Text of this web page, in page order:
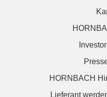
HORNBACH
Lieferant